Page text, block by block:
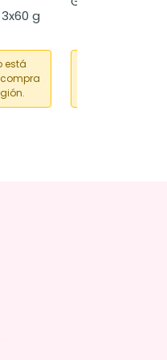
g
está